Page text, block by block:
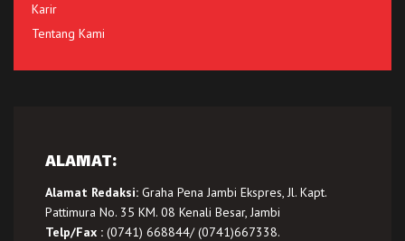
Karir
Tentang Kami
ALAMAT:
Alamat Redaksi: Graha Pena Jambi Ekspres, Jl. Kapt.
Pattimura No. 35 KM. 08 Kenali Besar, Jambi
Telp/Fax : (0741) 668844/ (0741)667338.